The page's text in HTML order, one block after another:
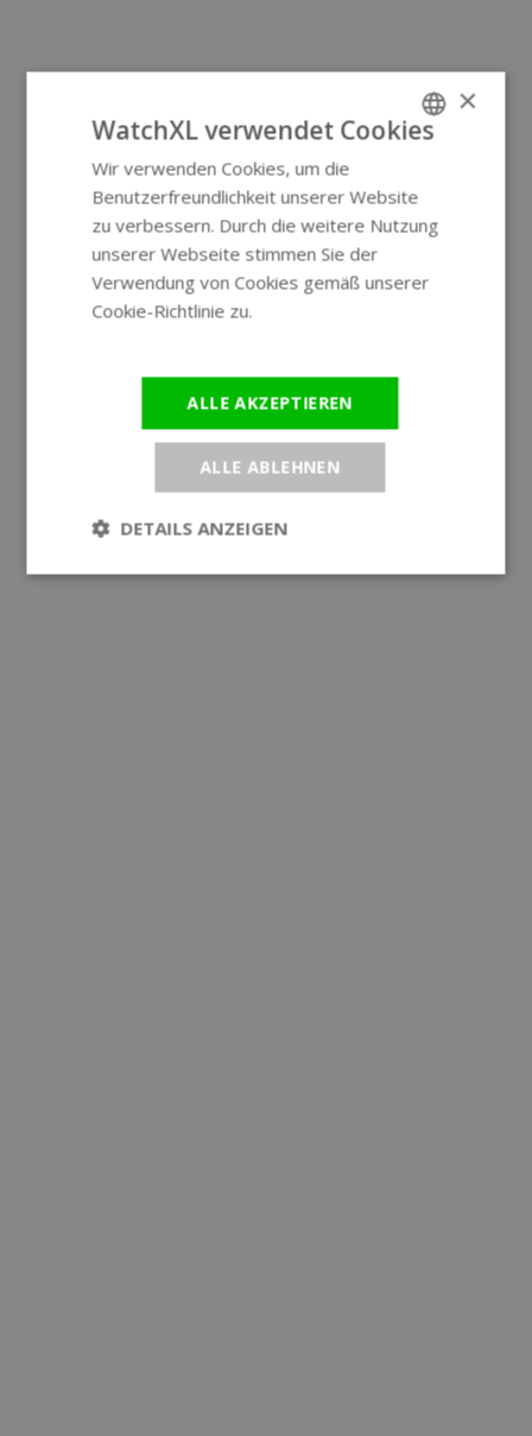
GERMAN
×
WatchXL verwendet Cookies
Wir verwenden Cookies, um die
Benutzerfreundlichkeit unserer Website
zu verbessern. Durch die weitere Nutzung
unserer Webseite stimmen Sie der
Verwendung von Cookies gemäß unserer
Cookie-Richtlinie zu.
ALLE AKZEPTIEREN
ALLE ABLEHNEN
DETAILS ANZEIGEN